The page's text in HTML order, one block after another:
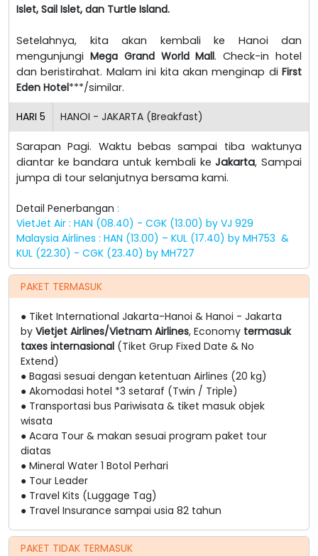
Islet, Sail Islet, dan Turtle Island.
Setelahnya, kita akan kembali ke Hanoi dan
mengunjungi Mega Grand World Mall. Check-in hotel
dan beristirahat. Malam ini kita akan menginap di First
Eden Hotel***/similar.
HARI 5 HANOI - JAKARTA (Breakfast)
Sarapan Pagi. Waktu bebas sampai tiba waktunya
diantar ke bandara untuk kembali keJakarta, Sampai
jumpa di tour selanjutnya bersama kami.
Detail Penerbangan :
VietJet Air : HAN (08.40) - CGK (13.00) by VJ 929
Malaysia Airlines : HAN (13.00) – KUL (17.40) by MH753 &
KUL (22.30) - CGK (23.40) by MH727
PAKET TERMASUK
● Tiket International Jakarta-Hanoi & Hanoi - Jakarta
by Vietjet Airlines/Vietnam Airlines, Economy termasuk
taxes internasional (Tiket Grup Fixed Date & No
Extend)
● Bagasi sesuai dengan ketentuan Airlines (20 kg)
● Akomodasi hotel *3 setaraf (Twin / Triple)
● Transportasi bus Pariwisata & tiket masuk objek
wisata
● Acara Tour & makan sesuai program paket tour
diatas
● Mineral Water 1 Botol Perhari
● Tour Leader
● Travel Kits (Luggage Tag)
● Travel Insurance sampai usia 82 tahun
PAKET TIDAK TERMASUK